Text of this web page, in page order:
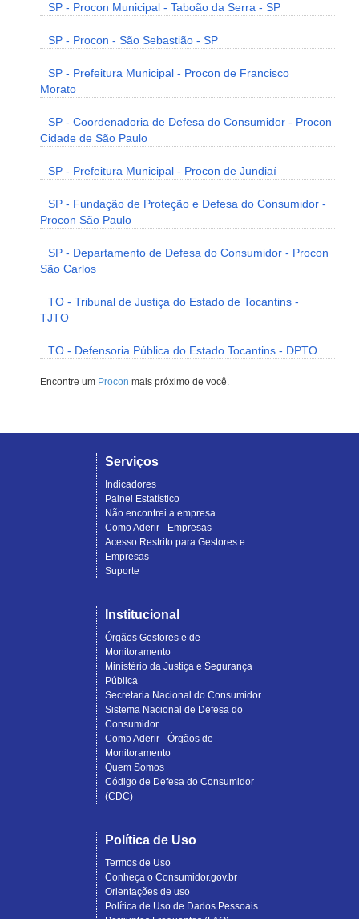
SP - Procon Municipal - Taboão da Serra - SP
SP - Procon - São Sebastião - SP
SP - Prefeitura Municipal - Procon de Francisco
Morato
SP - Coordenadoria de Defesa do Consumidor - Procon
Cidade de São Paulo
SP - Prefeitura Municipal - Procon de Jundiaí
SP - Fundação de Proteção e Defesa do Consumidor -
Procon São Paulo
SP - Departamento de Defesa do Consumidor - Procon
São Carlos
TO - Tribunal de Justiça do Estado de Tocantins -
TJTO
TO - Defensoria Pública do Estado Tocantins - DPTO
Encontre um Procon mais próximo de você.
Serviços
Indicadores
Painel Estatístico
Não encontrei a empresa
Como Aderir - Empresas
Acesso Restrito para Gestores e
Empresas
Suporte
Institucional
Órgãos Gestores e de
Monitoramento
Ministério da Justiça e Segurança
Pública
Secretaria Nacional do Consumidor
Sistema Nacional de Defesa do
Consumidor
Como Aderir - Órgãos de
Monitoramento
Quem Somos
Código de Defesa do Consumidor
(CDC)
Política de Uso
Termos de Uso
Conheça o Consumidor.gov.br
Orientações de uso
Política de Uso de Dados Pessoais